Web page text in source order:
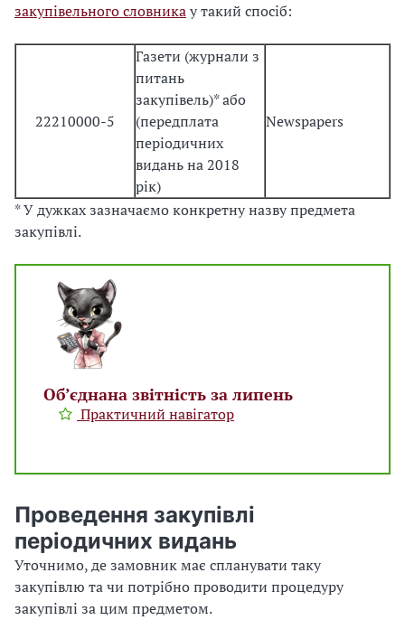
закупівельного словникау такий спосіб:
22210000-5
Газети (журнали з
питань
закупівель)* або
(передплата
періодичних
видань на 2018
рік)
Newspapers
* У дужках зазначаємо конкретну назву предмета
закупівлі.
Об’єднана звітність за липень
Практичний навігатор
Проведення закупівлі
періодичних видань
Уточнимо, де замовник має спланувати таку
закупівлю та чи потрібно проводити процедуру
закупівлі за цим предметом.